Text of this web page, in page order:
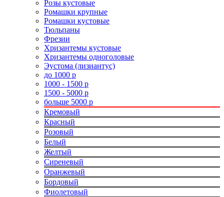
Розы кустовые
Ромашки крупные
Ромашки кустовые
Тюльпаны
Фрезии
Хризантемы кустовые
Хризантемы одноголовые
Эустома (лизиантус)
до 1000 р
1000 - 1500 р
1500 - 5000 р
больше 5000 р
Кремовый
Красный
Розовый
Белый
Желтый
Сиреневый
Оранжевый
Бордовый
Фиолетовый